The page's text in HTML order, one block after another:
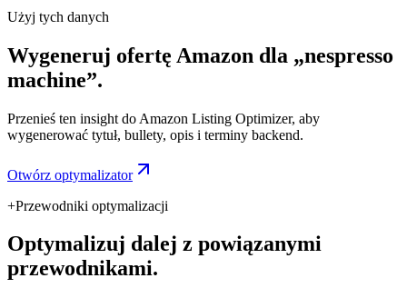
Użyj tych danych
Wygeneruj ofertę Amazon dla „nespresso
machine”.
Przenieś ten insight do Amazon Listing Optimizer, aby
wygenerować tytuł, bullety, opis i terminy backend.
Otwórz optymalizator
+Przewodniki optymalizacji
Optymalizuj dalej z powiązanymi
przewodnikami.